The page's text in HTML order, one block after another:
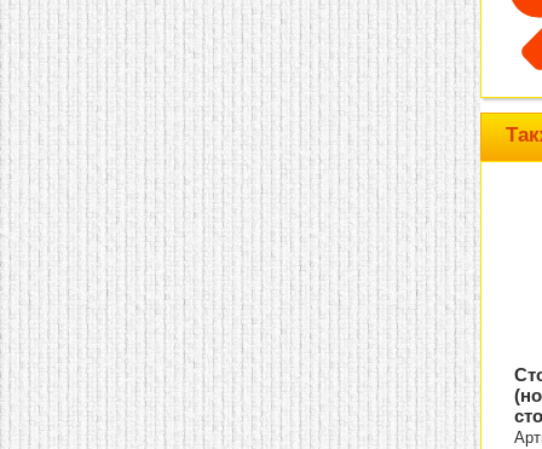
домашнем использовании.
Эта мебель имеет
некоторые преимущества
перед той же стенкой для
гостиной, к примеру,
поскольку она более
легкая и не загромождает
пространство. В спальне
этот предмет можно
поставить у изголовья
кровати, чтобы заполнить
пустующее там
место.
Также стеллажи
очень часто используют в
качестве разграничителей
комнаты, например, на
рабочую зону и
пространство для отдыха.
Особенно это актуально
для однокомнатных
квартир.